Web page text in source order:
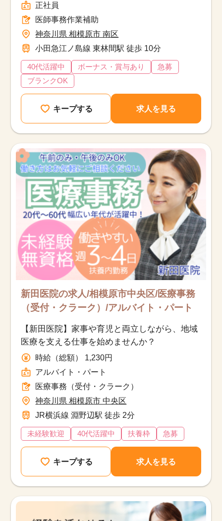
正社員
医師事務作業補助
神奈川県 相模原市 南区
小田急江ノ島線 東林間駅 徒歩 10分
40代活躍中 ボーナス・賞与あり
急募
ブランクOK
キープする 求人を見る
新田医院の求人/相模原市中央区/医療事務
（受付・クラーク）/アルバイト・パート
【新田医院】家事や育児と両立しながら、地域
医療を支える仕事を始めませんか？
時給（総額） 1,230円
アルバイト・パート
医療事務（受付・クラーク）
神奈川県 相模原市 中央区
JR横浜線 淵野辺駅 徒歩 2分
未経験歓迎 40代活躍中 扶養枠 急募
キープする 求人を見る